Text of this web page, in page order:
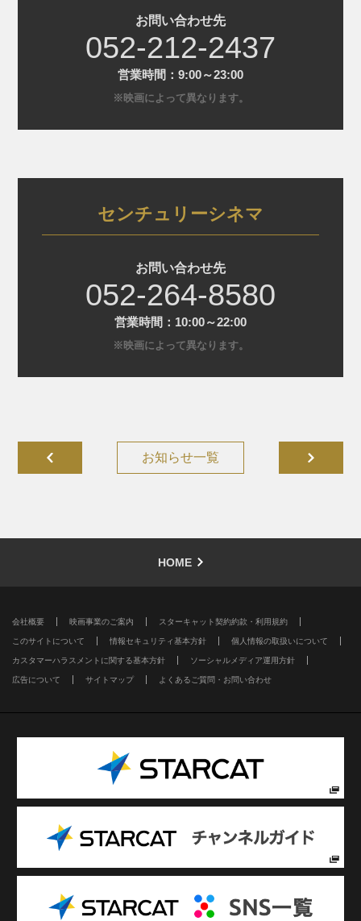
お問い合わせ先
052-212-2437
営業時間：9:00～23:00
※映画によって異なります。
センチュリーシネマ
お問い合わせ先
052-264-8580
営業時間：10:00～22:00
※映画によって異なります。
お知らせ一覧
HOME
会社概要 映画事業のご案内 スターキャット契約約款・利用規約
このサイトについて 情報セキュリティ基本方針 個人情報の取扱いについて
カスタマーハラスメントに関する基本方針 ソーシャルメディア運用方針
広告について サイトマップ よくあるご質問・お問い合わせ